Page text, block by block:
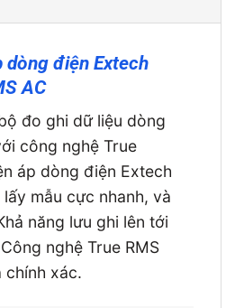
dòng điện Extech
AC
đo ghi dữ liệu dòng
công nghệ True
áp dòng điện Extech
mẫu cực nhanh, và
năng lưu ghi lên tới
nghệ True RMS
chính xác.